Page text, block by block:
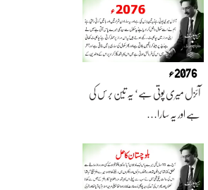
2076ء
آئزل میری پوتی ہے‘ یہ تین برس کی
ہے اور یہ سارا…